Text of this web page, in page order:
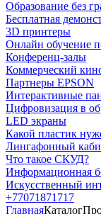
Образование без
Бесплатная
3D принтеры
Онлайн обучение
Конференц-залы
Коммерческий
Партнеры EPSON
Интерактивные
Цифровизация в
LED экраны
Какой пластик
Лингафонный
Что такое СКУД?
Информационная
Искусственный
+77071871717
ГлавнаяКаталог